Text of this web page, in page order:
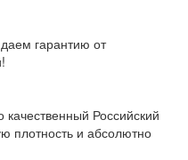
гарантию от
Российский
плотность и абсолютно